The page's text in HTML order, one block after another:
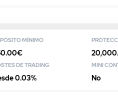
MÍNIMO
DE TRADING
0.03%
MINI
No